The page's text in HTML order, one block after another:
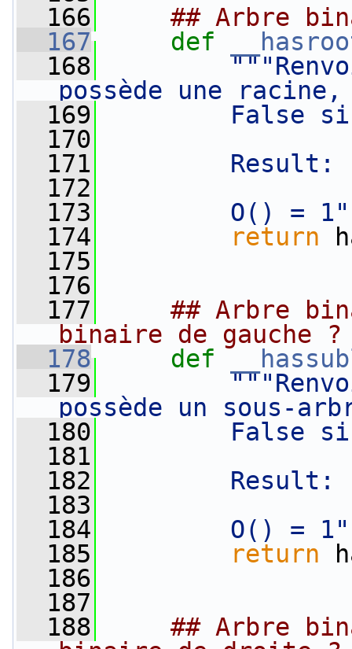
  166
## Arbre
  167
def
  168
possède une racine,
  169
False
  170
  171
Result:
  172
  173
O() =
  174
return
  175
  176
  177
## Arbre
binaire de gauche ?
  178
def
  179
possède un sous-
  180
False
  181
  182
Result:
  183
  184
O() =
  185
return
  186
  187
  188
## Arbre